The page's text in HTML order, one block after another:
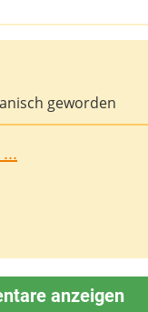
geworden
anzeigen